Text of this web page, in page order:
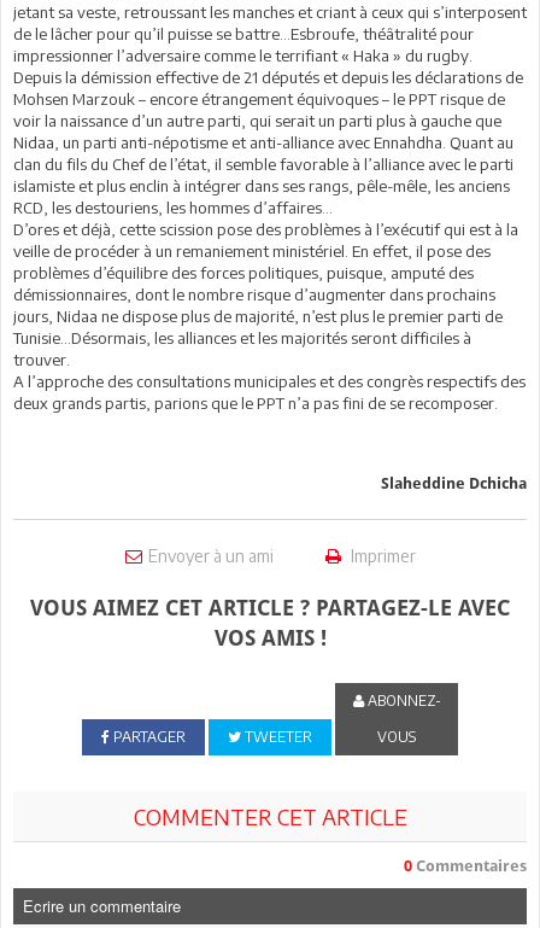
jetant sa veste, retroussant les manches et criant à ceux qui s’interposent
de le lâcher pour qu’il puisse se battre…Esbroufe, théâtralité pour
impressionner l’adversaire comme le terrifiant « Haka » du rugby.
Depuis la démission effective de 21 députés et depuis les déclarations de
Mohsen Marzouk – encore étrangement équivoques – le PPT risque de
voir la naissance d’un autre parti, qui serait un parti plus à gauche que
Nidaa, un parti anti-népotisme et anti-alliance avec Ennahdha. Quant au
clan du fils du Chef de l’état, il semble favorable à l’alliance avec le parti
islamiste et plus enclin à intégrer dans ses rangs, pêle-mêle, les anciens
RCD, les destouriens, les hommes d’affaires…
D’ores et déjà, cette scission pose des problèmes à l’exécutif qui est à la
veille de procéder à un remaniement ministériel. En effet, il pose des
problèmes d’équilibre des forces politiques, puisque, amputé des
démissionnaires, dont le nombre risque d’augmenter dans prochains
jours, Nidaa ne dispose plus de majorité, n’est plus le premier parti de
Tunisie…Désormais, les alliances et les majorités seront difficiles à
trouver.
A l’approche des consultations municipales et des congrès respectifs des
deux grands partis, parions que le PPT n’a pas fini de se recomposer.
Slaheddine Dchicha
Envoyer à un ami Imprimer
VOUS AIMEZ CET ARTICLE ? PARTAGEZ-LE AVEC
VOS AMIS !
PARTAGER TWEETER
ABONNEZ-
VOUS
COMMENTER CET ARTICLE
0 Commentaires
Ecrire un commentaire